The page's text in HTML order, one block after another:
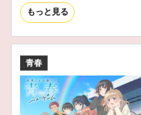
もっと見る
青春